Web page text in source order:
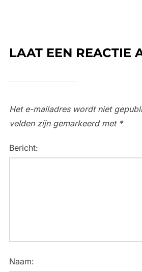
LAAT EEN REACTIE
Het e-mailadres wordt niet
velden zijn gemarkeerd met *
Bericht:
Naam: